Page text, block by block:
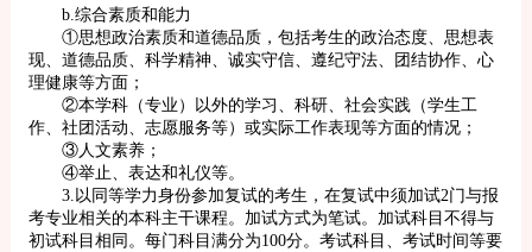
b.综合素质和能力
①思想政治素质和道德品质，包括考生的政治态度、思想表
现、道德品质、科学精神、诚实守信、遵纪守法、团结协作、心
理健康等方面；
②本学科（专业）以外的学习、科研、社会实践（学生工
作、社团活动、志愿服务等）或实际工作表现等方面的情况；
③人文素养；
④举止、表达和礼仪等。
3.以同等学力身份参加复试的考生，在复试中须加试2门与报
考专业相关的本科主干课程。加试方式为笔试。加试科目不得与
初试科目相同。每门科目满分为100分。考试科目、考试时间等要